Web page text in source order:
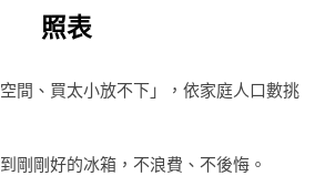
照表
間、買太小放不下」，依家庭人口數挑
剛剛好的冰箱，不浪費、不後悔。